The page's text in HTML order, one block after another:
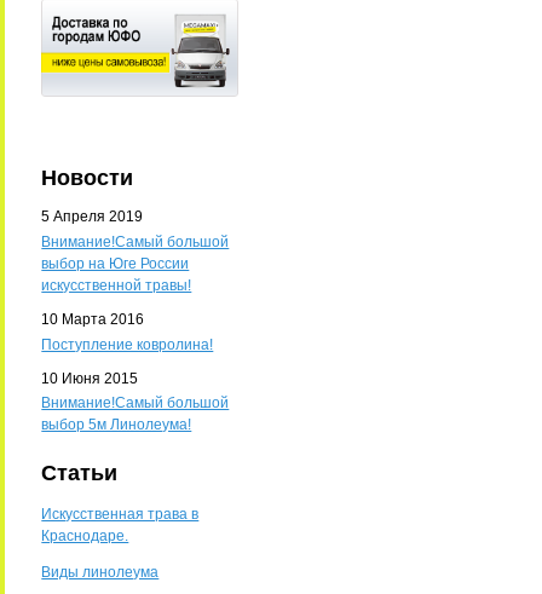
Новости
5 Апреля 2019
Внимание!Самый большой
выбор на Юге России
искусственной травы!
10 Марта 2016
Поступление ковролина!
10 Июня 2015
Внимание!Самый большой
выбор 5м Линолеума!
Статьи
Искусственная трава в
Краснодаре.
Виды линолеума